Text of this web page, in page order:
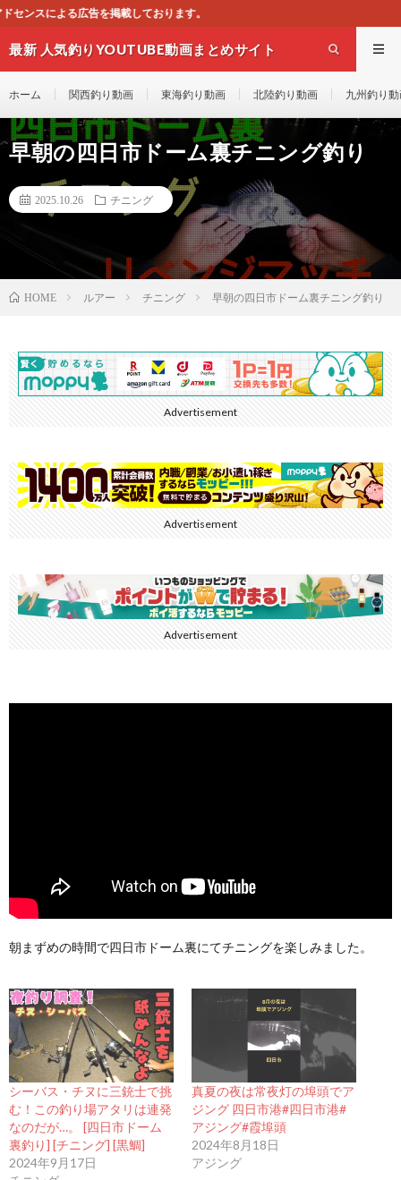
しております。
最新 人気釣りYOUTUBE動画まとめサイト
ホーム 関西釣り動画 東海釣り動画 北陸釣り動画 九州釣り
早朝の四日市ドーム裏チニング釣り
2025.10.26 チニング
HOME ルアー チニング 早朝の四日市ドーム裏チニング釣り
Advertisement
Advertisement
Advertisement
朝まずめの時間で四日市ドーム裏にてチニングを楽しみました。
シーバス・チヌに三銃士で挑
む！この釣り場アタリは連発
なのだが…。 [四日市ドーム
裏釣り] [チニング] [黒鯛]
2024年9月17日
真夏の夜は常夜灯の埠頭でア
ジング 四日市港#四日市港#
アジング#霞埠頭
2024年8月18日
アジング